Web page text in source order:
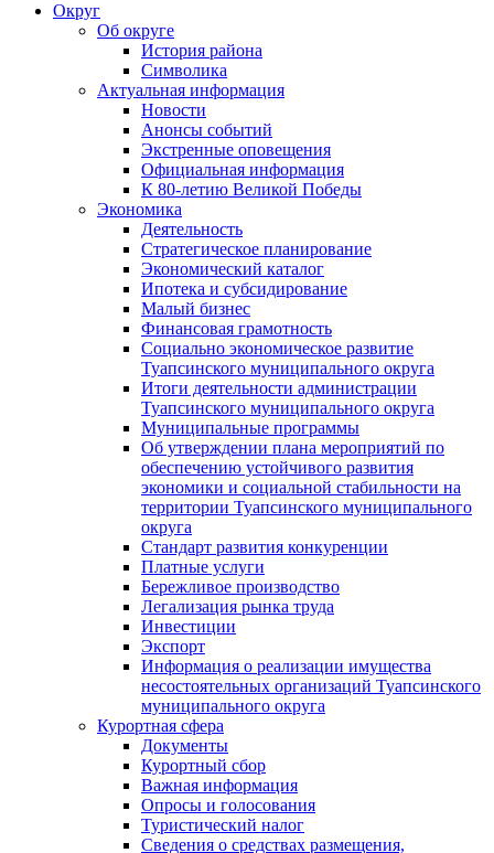
Округ
Об округе
История района
Символика
Актуальная информация
Новости
Анонсы событий
Экстренные оповещения
Официальная информация
К 80-летию Великой Победы
Экономика
Деятельность
Стратегическое планирование
Экономический каталог
Ипотека и субсидирование
Малый бизнес
Финансовая грамотность
Социально экономическое развитие
Туапсинского муниципального округа
Итоги деятельности администрации
Туапсинского муниципального округа
Муниципальные программы
Об утверждении плана мероприятий по
обеспечению устойчивого развития
экономики и социальной стабильности на
территории Туапсинского муниципального
округа
Стандарт развития конкуренции
Платные услуги
Бережливое производство
Легализация рынка труда
Инвестиции
Экспорт
Информация о реализации имущества
несостоятельных организаций Туапсинского
муниципального округа
Курортная сфера
Документы
Курортный сбор
Важная информация
Опросы и голосования
Туристический налог
Сведения о средствах размещения,